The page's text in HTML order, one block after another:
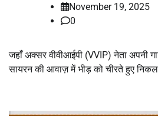
November 19, 2025
0
जहाँ अक्सर वीवीआईपी (VVIP) नेता अपनी
सायरन की आवाज़ में भीड़ को चीरते हुए